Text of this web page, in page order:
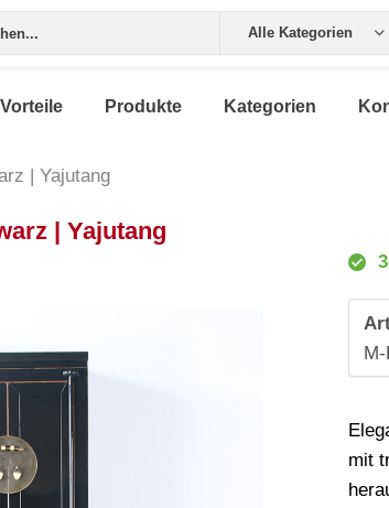
Alle Kategorien
Vorteile Produkte Kategorien
| Yajutang
| Yajutang
mit